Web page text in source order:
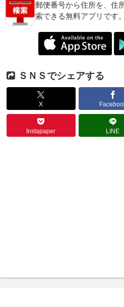
郵便番号から住所を、住
索できる無料アプリです。
ＳＮＳでシェアする
X
Instapaper LINE